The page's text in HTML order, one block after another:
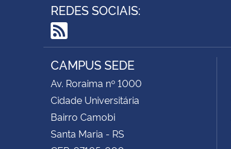
REDES SOCIAIS:
RSS
CAMPUS SEDE
Av. Roraima nº 1000
Cidade Universitária
Bairro Camobi
Santa Maria - RS